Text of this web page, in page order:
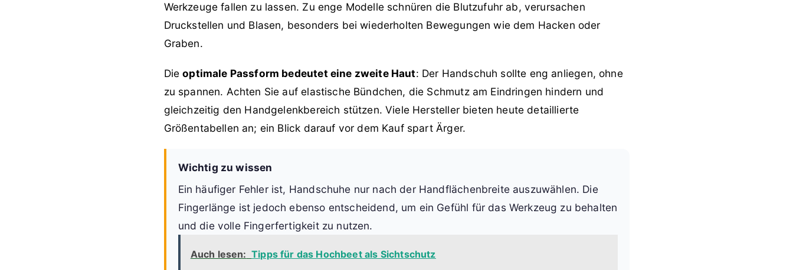
Werkzeuge fallen zu lassen. Zu enge Modelle schnüren die Blutzufuhr ab, verursachen
Druckstellen und Blasen, besonders bei wiederholten Bewegungen wie dem Hacken oder
Graben.
Dieoptimale Passform bedeutet eine zweite Haut: Der Handschuh sollte eng anliegen, ohne
zu spannen. Achten Sie auf elastische Bündchen, die Schmutz am Eindringen hindern und
gleichzeitig den Handgelenkbereich stützen. Viele Hersteller bieten heute detaillierte
Größentabellen an; ein Blick darauf vor dem Kauf spart Ärger.
Wichtig zu wissen
Ein häufiger Fehler ist, Handschuhe nur nach der Handflächenbreite auszuwählen. Die
Fingerlänge ist jedoch ebenso entscheidend, um ein Gefühl für das Werkzeug zu behalten
und die volle Fingerfertigkeit zu nutzen.
Auch lesen: Tipps für das Hochbeet als Sichtschutz